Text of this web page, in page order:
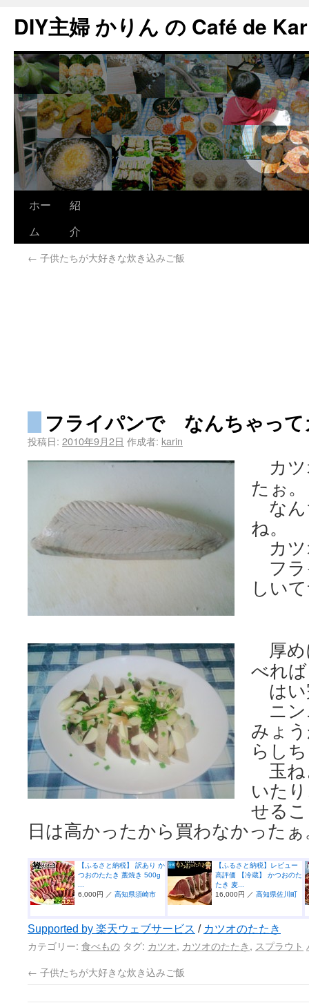
DIY主婦 かりん の Café de
ホー
ム
紹
介
← 子供たちが大好きな炊き込みご飯
フライパンで なんちゃって
投稿日: 2010年9月2日 作成者: karin
カツ
たぉ。
なん
ね。
カツ
フラ
しい
厚め
べれば
はい
ニン
みょ
らし
玉ね
いた
せる
日は高かったから買わなかったぁ
【ふるさと納税】 訳あり か
つおのたたき 藁焼き 500g
6,000円 ／ 高知県須崎市
【ふるさと納税】レビュー
高評価 【冷蔵】 かつおのた
たき 麦...
16,000円 ／ 高知県佐川町
Supported by 楽天ウェブサービス / カツオのたたき
カテゴリー: 食べもの タグ: カツオ, カツオのたたき, スプラウト
← 子供たちが大好きな炊き込みご飯